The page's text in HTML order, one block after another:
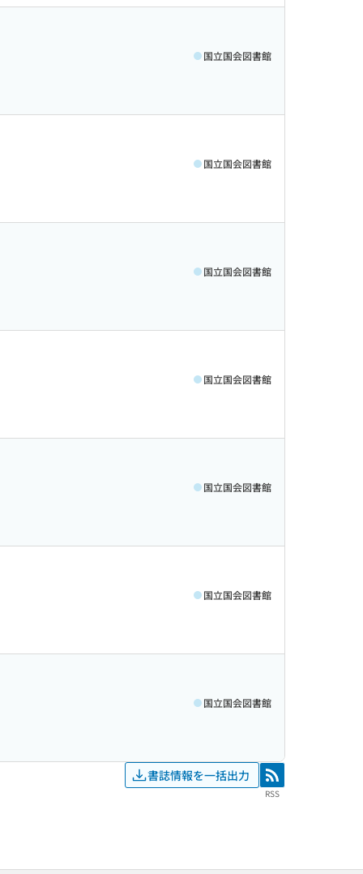
国立国会図書館
国立国会図書館
国立国会図書館
国立国会図書館
国立国会図書館
国立国会図書館
国立国会図書館
書誌情報を一括出力 RSS
RSS